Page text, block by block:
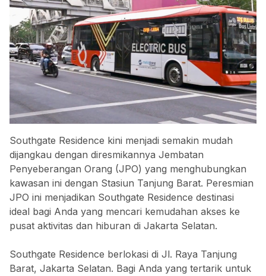
Southgate Residence kini menjadi semakin mudah
dijangkau dengan diresmikannya Jembatan
Penyeberangan Orang (JPO) yang menghubungkan
kawasan ini dengan Stasiun Tanjung Barat. Peresmian
JPO ini menjadikan Southgate Residence destinasi
ideal bagi Anda yang mencari kemudahan akses ke
pusat aktivitas dan hiburan di Jakarta Selatan.
Southgate Residence berlokasi di Jl. Raya Tanjung
Barat, Jakarta Selatan. Bagi Anda yang tertarik untuk